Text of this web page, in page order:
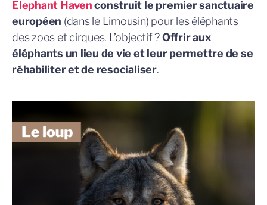
Elephant Havenconstruit le premier sanctuaire
européen (dans le Limousin) pour les éléphants
des zoos et cirques. L’objectif ?Offrir aux
éléphants un lieu de vie et leur permettre de se
réhabiliter et de resocialiser.